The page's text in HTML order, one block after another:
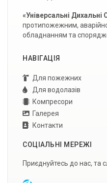
«Універсальні Дихальні
протипожежним,
обладнанням та
НАВІГАЦІЯ
Для пожежних
Для водолазів
Компресори
Галерея
Контакти
СОЦІАЛЬНІ МЕРЕЖІ
Приєднуйтесь до нас, та